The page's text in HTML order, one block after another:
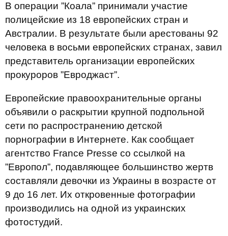
В операции ”Коала” принимали участие
полицейские из 18 европейских стран и
Австралии. В результате были арестованы 92
человека в восьми европейских странах, завил
представитель организации европейских
прокуроров ”Евроджаст”.
Европейские правоохранительные органы
объявили о раскрытии крупной подпольной
сети по распространению детской
порнографии в Интернете. Как сообщает
агентство France Presse со ссылкой на
”Европол”, подавляющее большинство жертв
составляли девочки из Украины в возрасте от
9 до 16 лет. Их откровенные фотографии
производились на одной из украинских
фотостудий.